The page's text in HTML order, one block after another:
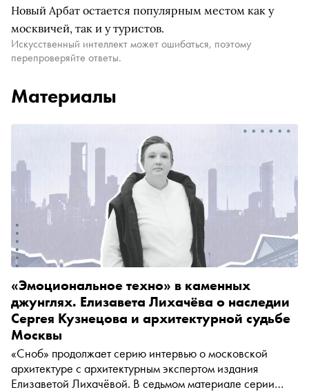
Новый Арбат остается популярным местом как у
москвичей, так и у туристов.
Искусственный интеллект может ошибаться, поэтому
перепроверяйте ответы.
Материалы
«Эмоциональное техно» в каменных
джунглях. Елизавета Лихачёва о наследии
Сергея Кузнецова и архитектурной судьбе
Москвы
«Сноб» продолжает серию интервью о московской
архитектуре с архитектурным экспертом издания
Елизаветой Лихачёвой. В седьмом материале серии